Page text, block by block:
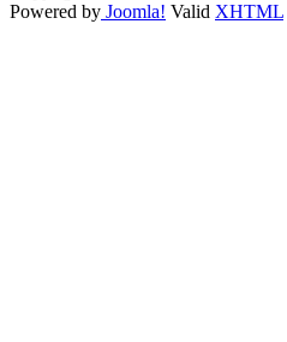
Powered by Joomla! Valid XHTML